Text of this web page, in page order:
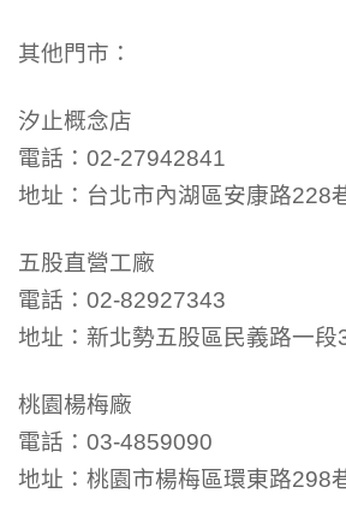
其他門市：
汐止概念店
電話：02-27942841
地址：台北市內湖區安康路228
五股直營工廠
電話：02-82927343
地址：新北勢五股區民義路一段
桃園楊梅廠
電話：03-4859090
地址：桃園市楊梅區環東路298